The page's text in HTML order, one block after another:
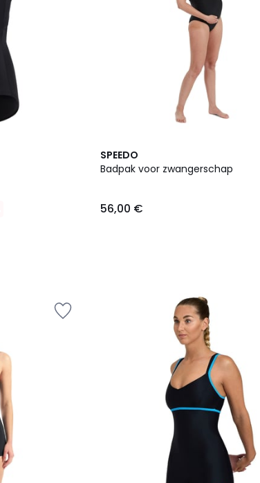
SPEEDO
Badpak voor zwangerschap
56,00 €